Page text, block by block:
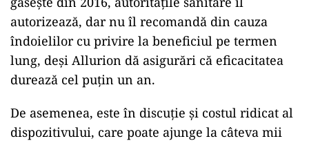
autorizează, dar nu îl recomandă din cauza
îndoielilor cu privire la beneficiul pe termen
lung, deși Allurion dă asigurări că eficacitatea
durează cel puțin un an.
De asemenea, este în discuție și costul ridicat al
dispozitivului, care poate ajunge la câteva mii